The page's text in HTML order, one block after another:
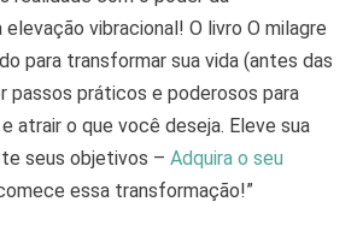
vibracional! O livro O milagre
para transformar sua vida (antes das
passos práticos e poderosos para
atrair o que você deseja. Eleve sua
seus objetivos – Adquira o seu
essa transformação!”